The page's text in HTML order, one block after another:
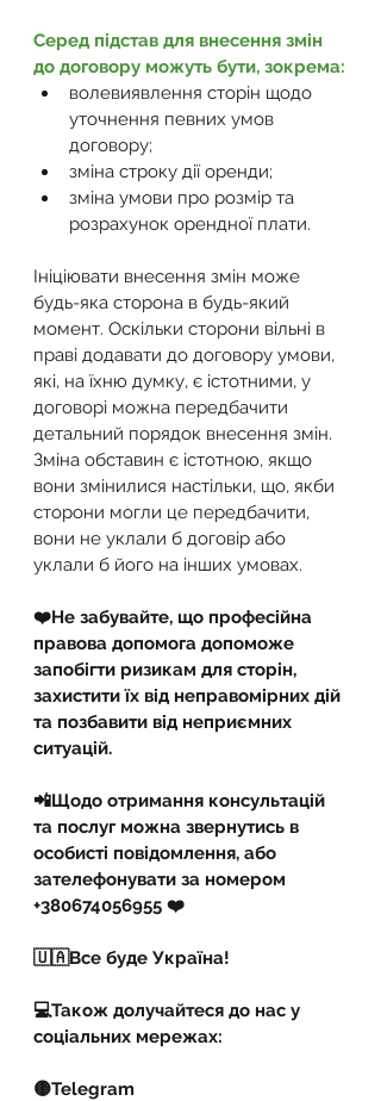
Серед підстав для внесення змін
до договору можуть бути, зокрема:
волевиявлення сторін щодо
уточнення певних умов
договору;
зміна строку дії оренди;
зміна умови про розмір та
розрахунок орендної плати.
Ініціювати внесення змін може
будь-яка сторона в будь-який
момент. Оскільки сторони вільні в
праві додавати до договору умови,
які, на їхню думку, є істотними, у
договорі можна передбачити
детальний порядок внесення змін.
Зміна обставин є істотною, якщо
вони змінилися настільки, що, якби
сторони могли це передбачити,
вони не уклали б договір або
уклали б його на інших умовах.
❤️Не забувайте, що професійна
правова допомога допоможе
запобігти ризикам для сторін,
захистити їх від неправомірних дій
та позбавити від неприємних
ситуацій.
📲Щодо отримання консультацій
та послуг можна звернутись в
особисті повідомлення, або
зателефонувати за номером
+380674056955 ❤️
🇺🇦Все буде Україна!
💻Також долучайтеся до нас у
соціальних мережах:
🟡Telegram